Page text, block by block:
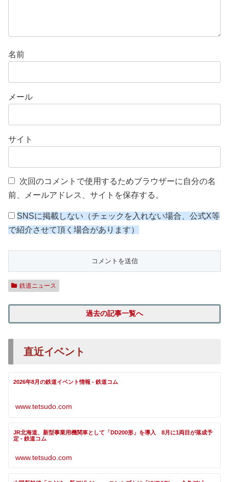
名前
メール
サイト
次回のコメントで使用するためブラウザーに自分の名
前、メールアドレス、サイトを保存する。
SNSに掲載しない（チェックを入れない場合、公式X等
で紹介させて頂く場合があります）
鉄道ニュース
過去の記事一覧へ
直近イベント
2026年8月の鉄道イベント情報 - 鉄道コム
www.tetsudo.com
JR北海道、新型事業用機関車として「DD200形」を導入 8月に1両目が落成予
定 - 鉄道コム
www.tetsudo.com